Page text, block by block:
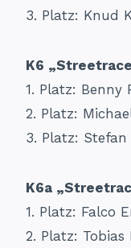
3. Platz: Knud
K6
1. Platz: Benny
2. Platz:
3. Platz: Stefan
K6a
1. Platz: Falco
2. Platz: Tobias